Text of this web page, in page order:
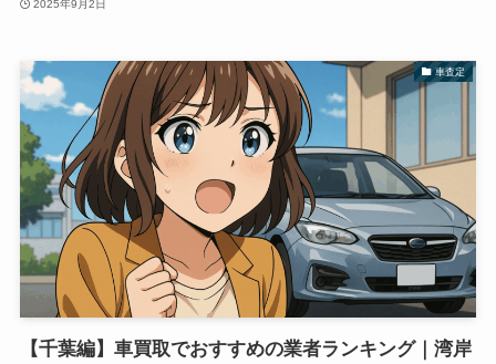
2025年9月2日
車査定
【千葉編】車買取でおすすめの業者ランキング｜湾岸